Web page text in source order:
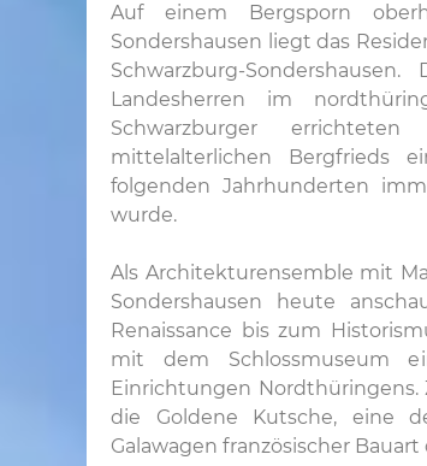
Auf einem Bergsporn
Sondershausen liegt das
Schwarzburg-
Landesherren im
Schwarzburger
mittelalterlichen Bergfrieds
folgenden Jahrhunderten
wurde.
Als Architekturensemble mit
Sondershausen heute
Renaissance bis zum
mit dem Schlossmuseum
Einrichtungen Nordthüringens.
die Goldene Kutsche, eine
Galawagen französischer Bauart